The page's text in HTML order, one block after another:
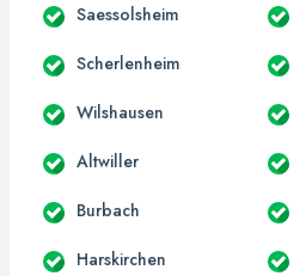
Saessolsheim
Scherlenheim
Wilshausen
Altwiller
Burbach
Harskirchen